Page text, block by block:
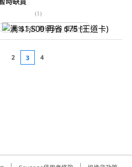
(1)
满 $1,500 再省 $75 (王道卡)
2 3 4